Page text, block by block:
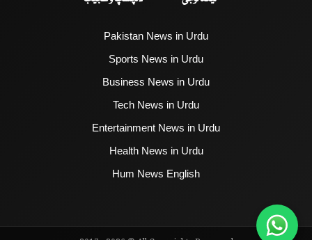
Pakistan News in Urdu
Sports News in Urdu
Business News in Urdu
Tech News in Urdu
Entertainment News in Urdu
Health News in Urdu
Hum News English